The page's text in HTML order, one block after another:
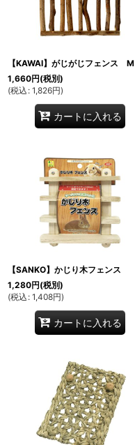
【KAWAI】がじがじフェンス M
1,660円(税別)
(税込 : 1,826円)
カートに入れる
【SANKO】かじり木フェンス
1,280円(税別)
(税込 : 1,408円)
カートに入れる